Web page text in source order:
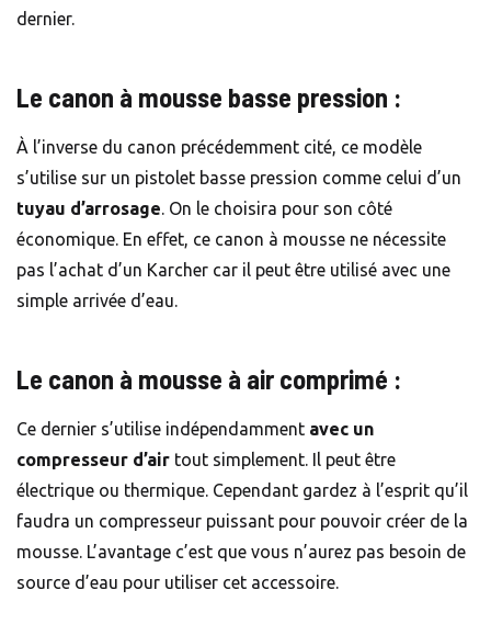
dernier.
Le canon à mousse basse pression :
À l’inverse du canon précédemment cité, ce modèle
s’utilise sur un pistolet basse pression comme celui d’un
tuyau d’arrosage. On le choisira pour son côté
économique. En effet, ce canon à mousse ne nécessite
pas l’achat d’un Karcher car il peut être utilisé avec une
simple arrivée d’eau.
Le canon à mousse à air comprimé :
Ce dernier s’utilise indépendamment avec un
compresseur d’air tout simplement. Il peut être
électrique ou thermique. Cependant gardez à l’esprit qu’il
faudra un compresseur puissant pour pouvoir créer de la
mousse. L’avantage c’est que vous n’aurez pas besoin de
source d’eau pour utiliser cet accessoire.